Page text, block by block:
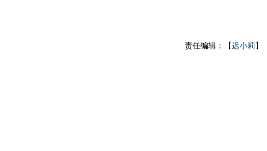
责任编辑：【迟小莉 】